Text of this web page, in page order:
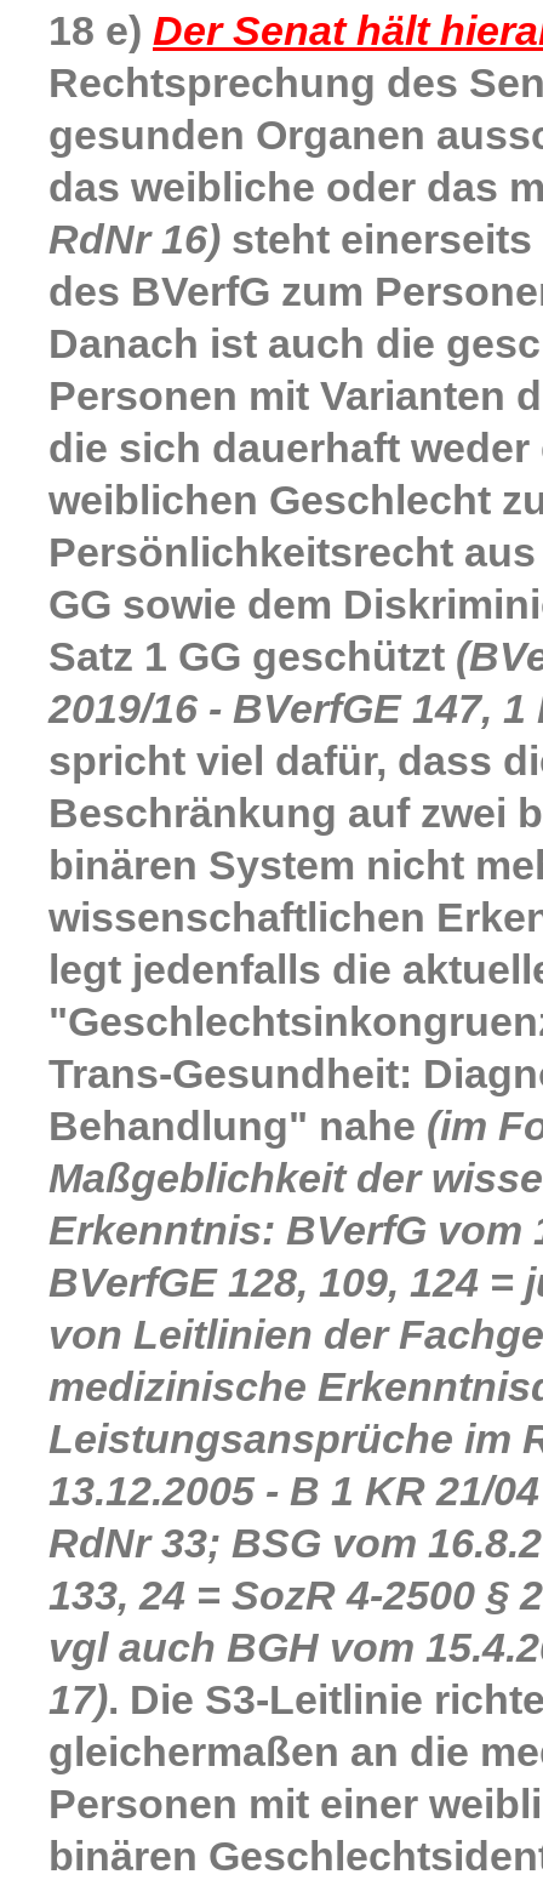
18 e) Der Senat hält
Rechtsprechung des
gesunden Organen
das weibliche oder das
RdNr 16) steht
des BVerfG zum
Danach ist auch die
Personen mit Varianten
die sich dauerhaft
weiblichen Geschlecht
Persönlichkeitsrecht
GG sowie dem
Satz 1 GG geschützt
2019/16 - BVerfGE 147, 1
spricht viel dafür, dass
Beschränkung auf zwei
binären System nicht
wissenschaftlichen
legt jedenfalls die
Trans-Gesundheit:
Behandlung" nahe (im
Maßgeblichkeit der
Erkenntnis: BVerfG vom
BVerfGE 128, 109, 124
von Leitlinien der
medizinische
Leistungsansprüche im
13.12.2005 - B 1 KR 21/
RdNr 33; BSG vom
133, 24 = SozR 4-2500 §
vgl auch BGH vom
17). Die S3-Leitlinie
gleichermaßen an die
Personen mit einer
binären